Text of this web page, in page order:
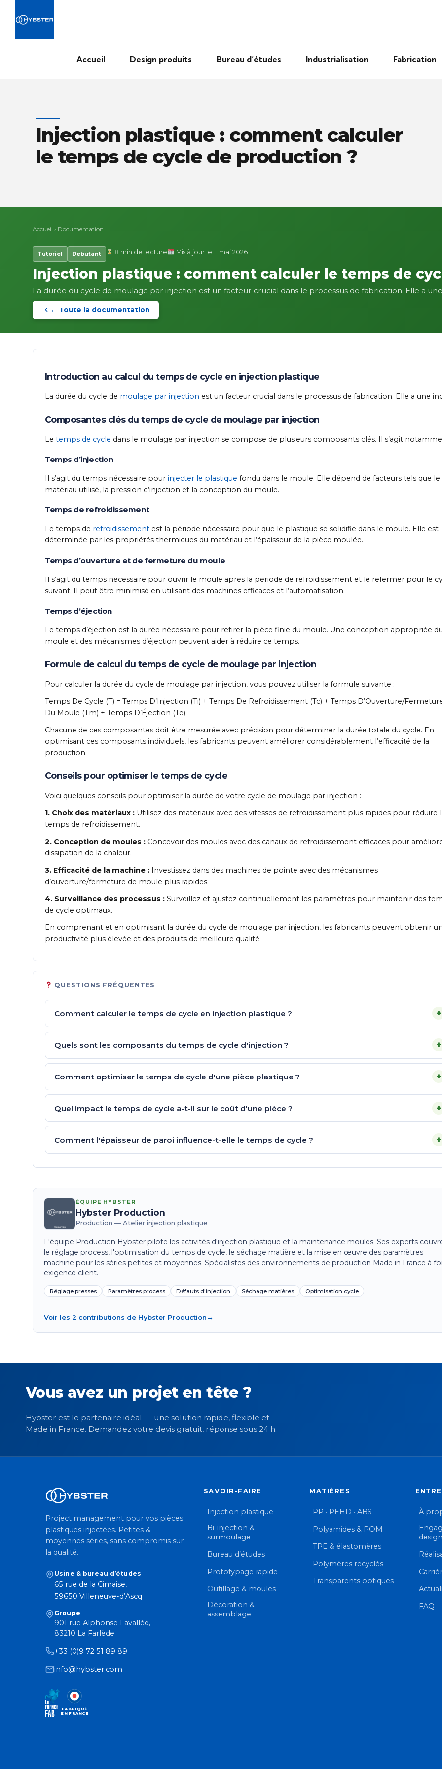
Accueil Design produits Bureau d’études Industrialisation Fabrication
Injection plastique : comment calculer
le temps de cycle de production ?
Accueil › Documentation
Tutoriel Debutant 8 min de lecture Mis à jour le 11 mai 2026
Injection plastique : comment calculer le temps de
La durée du cycle de moulage par injection est un facteur crucial dans le processus de fabrication. Elle a
← Toute la documentation
Introduction au calcul du temps de cycle en injection plastique
La durée du cycle de moulage par injection est un facteur crucial dans le processus de fabrication. Elle a
Composantes clés du temps de cycle de moulage par injection
Le temps de cycle dans le moulage par injection se compose de plusieurs composants clés. Il s’agit
Temps d’injection
Il s’agit du temps nécessaire pour injecter le plastique fondu dans le moule. Elle dépend de facteurs tels que le
matériau utilisé, la pression d’injection et la conception du moule.
Temps de refroidissement
Le temps de refroidissement est la période nécessaire pour que le plastique se solidifie dans le moule. Elle est
déterminée par les propriétés thermiques du matériau et l’épaisseur de la pièce moulée.
Temps d’ouverture et de fermeture du moule
Il s’agit du temps nécessaire pour ouvrir le moule après la période de refroidissement et le refermer pour le
suivant. Il peut être minimisé en utilisant des machines efficaces et l’automatisation.
Temps d’éjection
Le temps d’éjection est la durée nécessaire pour retirer la pièce finie du moule. Une conception appropriée du
moule et des mécanismes d’éjection peuvent aider à réduire ce temps.
Formule de calcul du temps de cycle de moulage par injection
Pour calculer la durée du cycle de moulage par injection, vous pouvez utiliser la formule suivante :
Temps De Cycle (T) = Temps D’Injection (Ti) + Temps De Refroidissement (Tc) + Temps D’Ouverture/
Du Moule (Tm) + Temps D’Éjection (Te)
Chacune de ces composantes doit être mesurée avec précision pour déterminer la durée totale du cycle. En
optimisant ces composants individuels, les fabricants peuvent améliorer considérablement l’efficacité de la
production.
Conseils pour optimiser le temps de cycle
Voici quelques conseils pour optimiser la durée de votre cycle de moulage par injection :
1. Choix des matériaux : Utilisez des matériaux avec des vitesses de refroidissement plus rapides pour réduire
temps de refroidissement.
2. Conception de moules : Concevoir des moules avec des canaux de refroidissement efficaces pour
dissipation de la chaleur.
3. Efficacité de la machine : Investissez dans des machines de pointe avec des mécanismes
d’ouverture/fermeture de moule plus rapides.
4. Surveillance des processus : Surveillez et ajustez continuellement les paramètres pour maintenir des
de cycle optimaux.
En comprenant et en optimisant la durée du cycle de moulage par injection, les fabricants peuvent obtenir
productivité plus élevée et des produits de meilleure qualité.
QUESTIONS FRÉQUENTES
Comment calculer le temps de cycle en injection plastique ? +
Quels sont les composants du temps de cycle d'injection ? +
Comment optimiser le temps de cycle d'une pièce plastique ? +
Quel impact le temps de cycle a-t-il sur le coût d'une pièce ? +
Comment l'épaisseur de paroi influence-t-elle le temps de cycle ? +
ÉQUIPE HYBSTER
Hybster Production
Production — Atelier injection plastique
L'équipe Production Hybster pilote les activités d'injection plastique et la maintenance moules. Ses experts
le réglage process, l'optimisation du temps de cycle, le séchage matière et la mise en œuvre des paramètres
machine pour les séries petites et moyennes. Spécialistes des environnements de production Made in France à
exigence client.
Réglage presses Paramètres process Défauts d'injection Séchage matières Optimisation cycle
Voir les 2 contributions de Hybster Production→
Vous avez un projet en tête ?
Hybster est le partenaire idéal — une solution rapide, flexible et
Made in France. Demandez votre devis gratuit, réponse sous 24 h.
Project management pour vos pièces
plastiques injectées. Petites &
moyennes séries, sans compromis sur
la qualité.
Usine & bureau d’études
65 rue de la Cimaise,
59650 Villeneuve-d’Ascq
Groupe
901 rue Alphonse Lavallée,
83210 La Farlède
+33 (0)9 72 51 89 89
info@hybster.com
FABRIQUÉ
EN FRANCE
SAVOIR-FAIRE
Injection plastique
Bi-injection &
surmoulage
Bureau d’études
Prototypage rapide
Outillage & moules
Décoration &
assemblage
MATIÈRES
PP · PEHD · ABS
Polyamides & POM
TPE & élastomères
Polymères recyclés
Transparents optiques
À
design
FAQ